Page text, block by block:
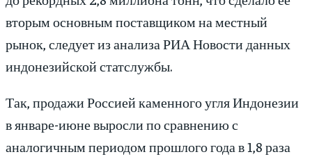
вторым основным поставщиком на местный
рынок, следует из анализа РИА Новости данных
индонезийской статслужбы.
Так, продажи Россией каменного угля Индонезии
в январе-июне выросли по сравнению с
аналогичным периодом прошлого года в 1,8 раза